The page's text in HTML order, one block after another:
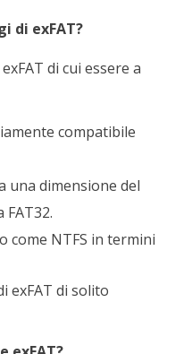
di exFAT?
di cui essere a
compatibile
una dimensione del
come NTFS in termini
exFAT di solito